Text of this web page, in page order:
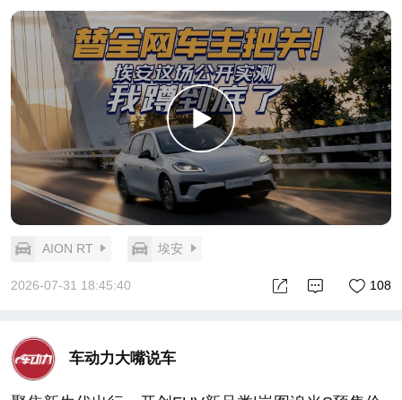
AION RT 埃安
2026-07-31 18:45:40 108
车动力大嘴说车